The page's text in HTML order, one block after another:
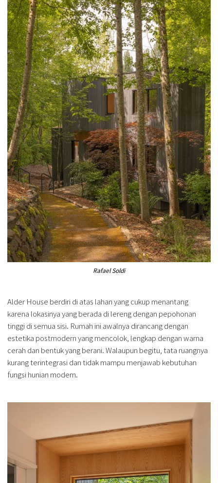
Rafael Soldi
Alder House berdiri di atas lahan yang cukup menantang
karena lokasinya yang berada di lereng dengan pepohonan
tinggi di semua sisi. Rumah ini awalnya dirancang dengan
estetika postmodern yang mencolok, lengkap dengan warna
cerah dan bentuk yang berani. Walaupun begitu, tata ruangnya
kurang terintegrasi dan tidak mampu menjawab kebutuhan
fungsi hunian modern.